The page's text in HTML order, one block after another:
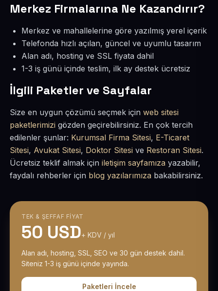
Merkez Firmalarına Ne Kazandırır?
Merkez ve mahallelerine göre yazılmış yerel içerik
Telefonda hızlı açılan, güncel ve uyumlu tasarım
Alan adı, hosting ve SSL fiyata dahil
1-3 iş günü içinde teslim, ilk ay destek ücretsiz
İlgili Paketler ve Sayfalar
Size en uygun çözümü seçmek için web sitesi
paketlerimizi gözden geçirebilirsiniz. En çok tercih
edilenler şunlar: Kurumsal Firma Sitesi, E-Ticaret
Sitesi, Avukat Sitesi, Doktor Sitesi ve Restoran Sitesi.
Ücretsiz teklif almak için iletişim sayfamıza yazabilir,
faydalı rehberler için blog yazılarımıza bakabilirsiniz.
TEK & ŞEFFAF FIYAT
50 USD+ KDV / yıl
Alan adı, hosting, SSL, SEO ve 30 gün destek dahil.
Siteniz 1-3 iş günü içinde yayında.
Paketleri İncele